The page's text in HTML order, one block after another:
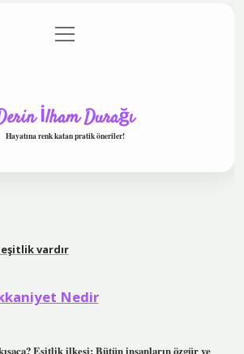
Gizlilik Politikası
menüyü
aç
İlham Durağı
Hayatına renk katan pratik öneriler!
vardır
Nedir
Eşitlik ilkesi; Bütün insanların özgür ve